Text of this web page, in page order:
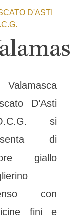
D'ASTI
D’Asti
si
di
giallo
con
fini e